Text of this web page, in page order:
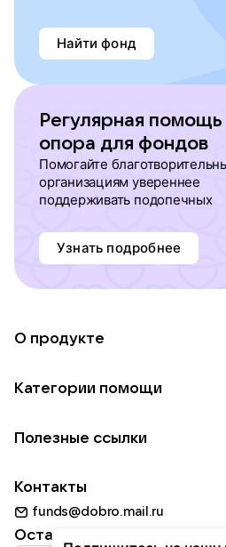
Найти фонд
Регулярная
опора для фондов
Помогайте
организациям увереннее
поддерживать подопечных
Узнать подробнее
О продукте
Использование материалов
Для НКО
Партнерам
Категории помощи
Пожилым
Животным
Природе
Полезные ссылки
Добрый день
Контакты
funds@dobro.mail.ru
Оставайтесь с нами